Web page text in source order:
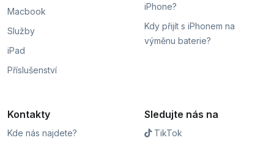
Macbook
Služby
iPad
Příslušenství
iPhone?
Kdy přijít s iPhonem na
výměnu baterie?
Kontakty
Kde nás najdete?
Sledujte nás na
TikTok